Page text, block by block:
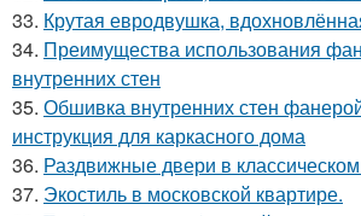
33. Крутая евродвушка,
34. Преимущества использования
внутренних стен
35. Обшивка внутренних стен
инструкция для каркасного дома
36. Раздвижные двери в
37. Экостиль в московской квартире.